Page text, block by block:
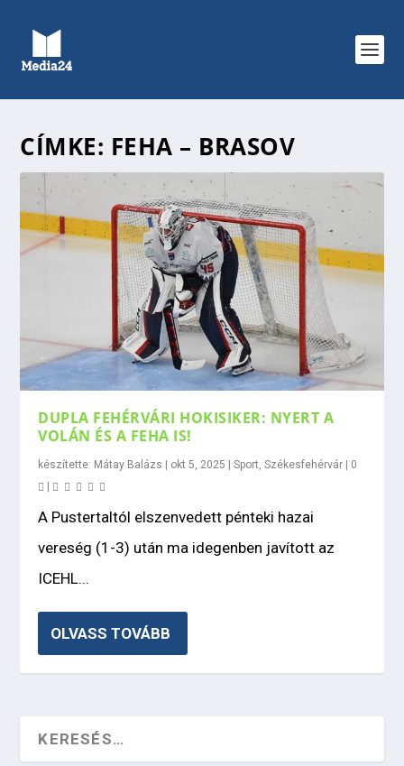
CÍMKE: FEHA – BRASOV
DUPLA FEHÉRVÁRI HOKISIKER: NYERT A
VOLÁN ÉS A FEHA IS!
készítette: Mátay Balázs | okt 5, 2025 |Sport ,Székesfehérvár | 0
|
A Pustertaltól elszenvedett pénteki hazai
vereség (1-3) után ma idegenben javított az
ICEHL...
OLVASS TOVÁBB